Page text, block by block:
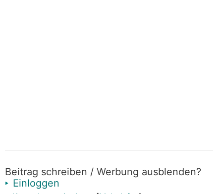
Beitrag schreiben / Werbung ausblenden?
Einloggen